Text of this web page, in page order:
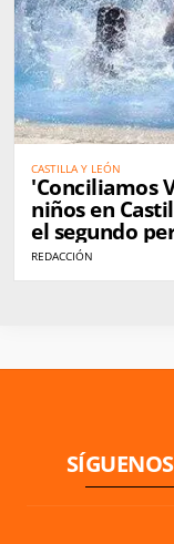
CASTILLA Y LEÓN
'Conciliamos
niños en
el segundo
REDACCIÓN
SÍGUENOS